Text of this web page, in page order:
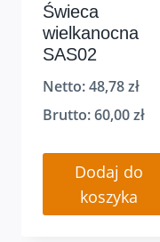
Świeca
wielkanocna
SAS02
Netto:48,78zł
Brutto:60,00zł
Dodaj do
koszyka